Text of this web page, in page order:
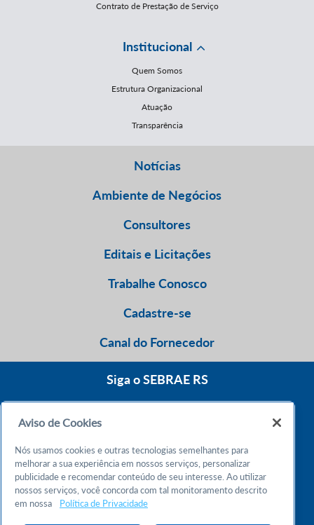
Contrato de Prestação de Serviço
Institucional
Quem Somos
Estrutura Organizacional
Atuação
Transparência
Notícias
Ambiente de Negócios
Consultores
Editais e Licitações
Trabalhe Conosco
Cadastre-se
Canal do Fornecedor
Siga o SEBRAE RS
Atendimento 24h
Chame no WhatsApp
Aviso de Cookies
Nós usamos cookies e outras tecnologias semelhantes para
melhorar a sua experiência em nossos serviços, personalizar
publicidade e recomendar conteúdo de seu interesse. Ao utilizar
nossos serviços, você concorda com tal monitoramento descrito
em nossa
Política de Privacidade